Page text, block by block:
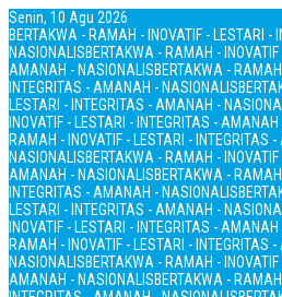
Senin, 10 Agu 2026
BERTAKWA - RAMAH - INOVATIF - LESTARI -
NASIONALISBERTAKWA - RAMAH -
AMANAH - NASIONALISBERTAKWA -
INTEGRITAS - AMANAH - NASIONALIS
LESTARI - INTEGRITAS - AMANAH -
INOVATIF - LESTARI - INTEGRITAS -
RAMAH - INOVATIF - LESTARI - INTEGRITAS
NASIONALISBERTAKWA - RAMAH -
AMANAH - NASIONALISBERTAKWA -
INTEGRITAS - AMANAH - NASIONALIS
LESTARI - INTEGRITAS - AMANAH -
INOVATIF - LESTARI - INTEGRITAS -
RAMAH - INOVATIF - LESTARI - INTEGRITAS
NASIONALISBERTAKWA - RAMAH -
AMANAH - NASIONALISBERTAKWA -